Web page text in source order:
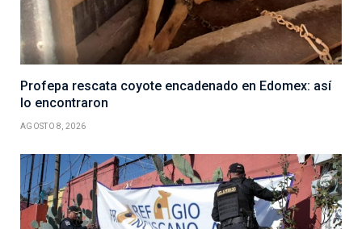
Profepa rescata coyote encadenado en Edomex: así
lo encontraron
AGOSTO 8, 2026